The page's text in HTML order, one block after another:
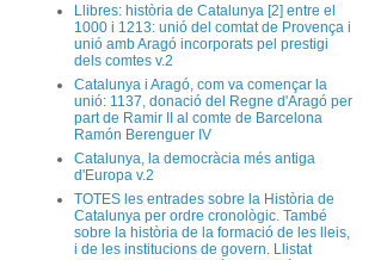
Llibres: història de Catalunya [2] entre el
1000 i 1213: unió del comtat de Provença i
unió amb Aragó incorporats pel prestigi
dels comtes v.2
Catalunya i Aragó, com va començar la
unió: 1137, donació del Regne d'Aragó per
part de Ramir II al comte de Barcelona
Ramón Berenguer IV
Catalunya, la democràcia més antiga
d'Europa v.2
TOTES les entrades sobre la Història de
Catalunya per ordre cronològic. També
sobre la història de la formació de les lleis,
i de les institucions de govern. Llistat